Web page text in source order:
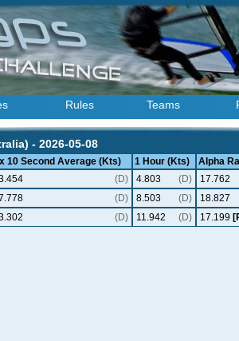
Rules Teams
- 2026-05-08
10 Second Average (Kts) 1 Hour (Kts) Alpha
(D) 4.803 (D) 17.762
(D) 8.503 (D) 18.827
(D) 11.942 (D) 17.199